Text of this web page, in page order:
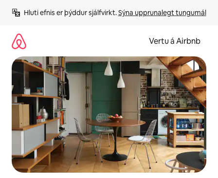
beint
Hluti efnis er þýddur sjálfvirkt. Sýna upprunalegt tungumál
Vertu á Airbnb